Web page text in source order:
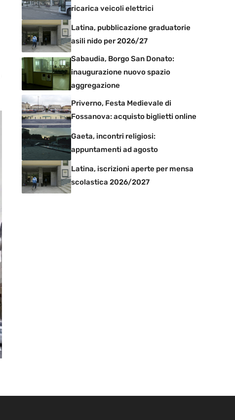
ricarica veicoli elettrici
Latina, pubblicazione graduatorie
asili nido per 2026/27
Sabaudia, Borgo San Donato:
inaugurazione nuovo spazio
aggregazione
Priverno, Festa Medievale di
Fossanova: acquisto biglietti online
Gaeta, incontri religiosi:
appuntamenti ad agosto
Latina, iscrizioni aperte per mensa
scolastica 2026/2027